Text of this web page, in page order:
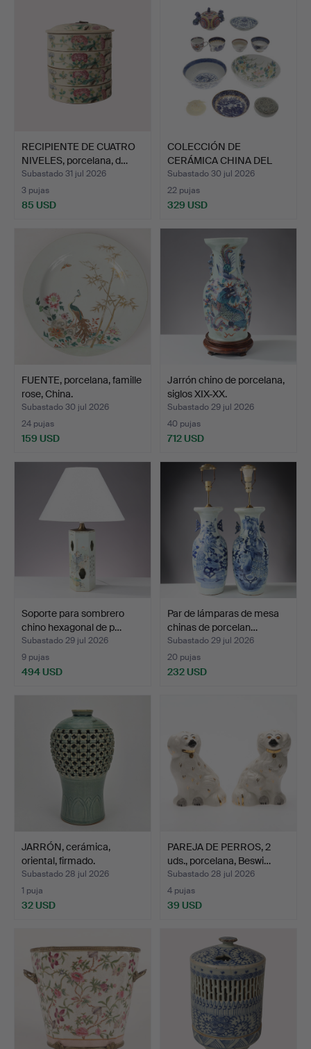
RECIPIENTE DE CUATRO
NIVELES, porcelana, d…
Subastado 31 jul 2026
3 pujas
85 USD
COLECCIÓN DE
CERÁMICA CHINA DEL
SIGLO XIX …
Subastado 30 jul 2026
22 pujas
329 USD
FUENTE, porcelana, famille
rose, China.
Subastado 30 jul 2026
24 pujas
159 USD
Jarrón chino de porcelana,
siglos XIX-XX.
Subastado 29 jul 2026
40 pujas
712 USD
Soporte para sombrero
chino hexagonal de p…
Subastado 29 jul 2026
9 pujas
494 USD
Par de lámparas de mesa
chinas de porcelan…
Subastado 29 jul 2026
20 pujas
232 USD
JARRÓN, cerámica,
oriental, firmado.
Subastado 28 jul 2026
1 puja
32 USD
PAREJA DE PERROS, 2
uds., porcelana, Beswi…
Subastado 28 jul 2026
4 pujas
39 USD